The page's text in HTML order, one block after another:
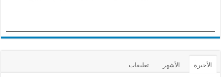
الأخيرة الأشهر تعليقات